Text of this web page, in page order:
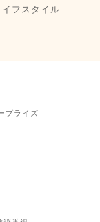
イフスタイル
プライズ